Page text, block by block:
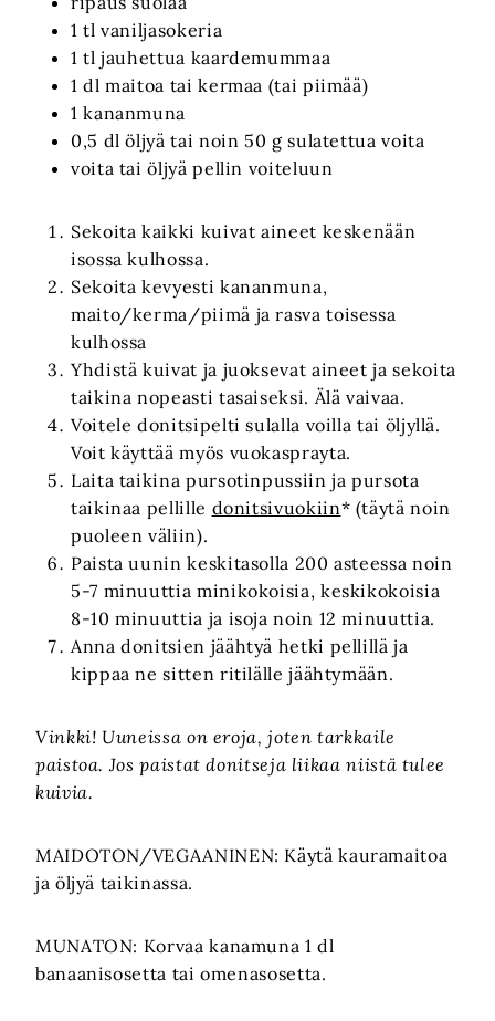
1 tl vaniljasokeria
1 tl jauhettua kaardemummaa
1 dl maitoa tai kermaa (tai piimää)
1 kananmuna
0,5 dl öljyä tai noin 50 g sulatettua voita
voita tai öljyä pellin voiteluun
Sekoita kaikki kuivat aineet keskenään
isossa kulhossa.
Sekoita kevyesti kananmuna,
maito/kerma/piimä ja rasva toisessa
kulhossa
Yhdistä kuivat ja juoksevat aineet ja sekoita
taikina nopeasti tasaiseksi. Älä vaivaa.
Voitele donitsipelti sulalla voilla tai öljyllä.
Voit käyttää myös vuokasprayta.
Laita taikina pursotinpussiin ja pursota
taikinaa pellille donitsivuokiin* (täytä noin
puoleen väliin).
Paista uunin keskitasolla 200 asteessa noin
5-7 minuuttia minikokoisia, keskikokoisia
8-10 minuuttia ja isoja noin 12 minuuttia.
Anna donitsien jäähtyä hetki pellillä ja
kippaa ne sitten ritilälle jäähtymään.
Vinkki! Uuneissa on eroja, joten tarkkaile
paistoa. Jos paistat donitseja liikaa niistä tulee
kuivia.
MAIDOTON/VEGAANINEN: Käytä kauramaitoa
ja öljyä taikinassa.
MUNATON: Korvaa kanamuna 1 dl
banaanisosetta tai omenasosetta.